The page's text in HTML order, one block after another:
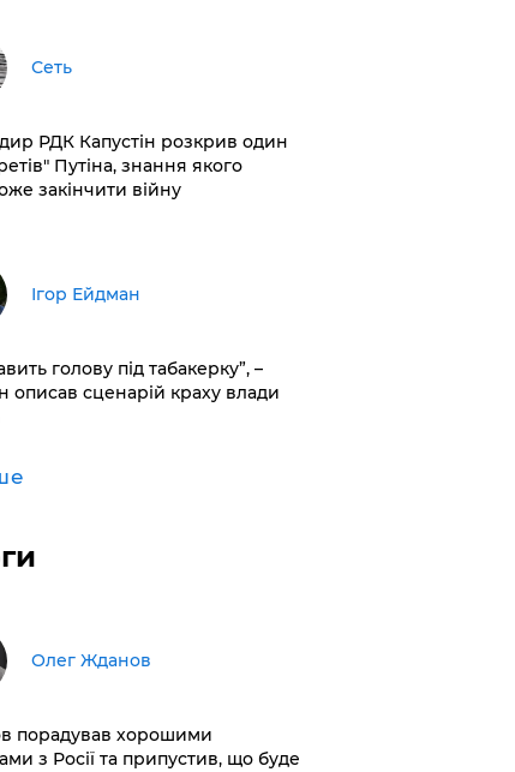
Сеть
РДК Капустін розкрив один
Путіна, знання якого
закінчити війну
Ігор Ейдман
голову під табакерку”, –
описав сценарій краху влади
Олег Жданов
порадував хорошими
з Росії та припустив, що буде